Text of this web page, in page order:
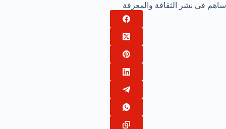
ساهم في نشر الثقافة والمعرفة